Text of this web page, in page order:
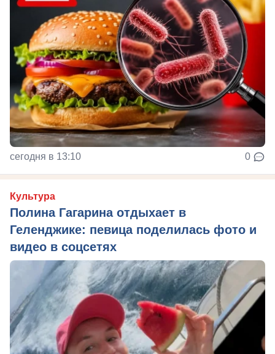
сегодня в 13:10 0
Культура
Полина Гагарина отдыхает в
Геленджике: певица поделилась фото и
видео в соцсетях